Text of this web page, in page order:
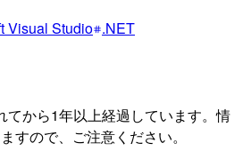
Visual Studio .NET
てから1年以上経過しています。情
すので、ご注意ください。